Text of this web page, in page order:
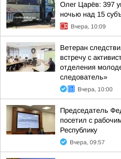
Олег Царёв: 397
ночью над 15
Вчера, 10:09
Ветеран
встречу с
отделения
следователь»
Вчера, 10:00
Председатель
посетил с
Республику
Вчера, 09:57